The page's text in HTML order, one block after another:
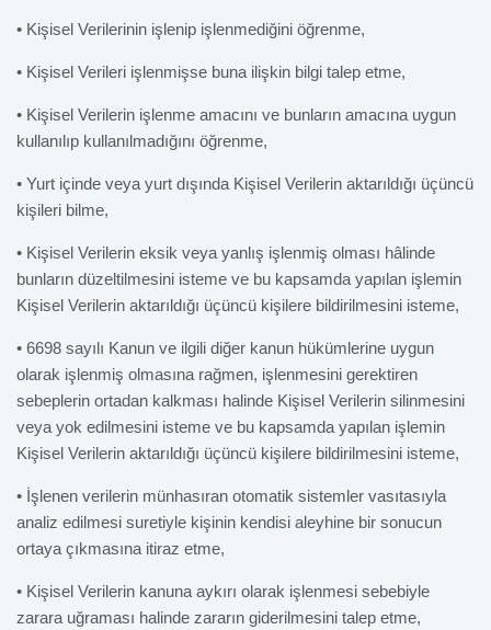
• Kişisel Verilerinin işlenip işlenmediğini öğrenme,
• Kişisel Verileri işlenmişse buna ilişkin bilgi talep etme,
• Kişisel Verilerin işlenme amacını ve bunların amacına uygun
kullanılıp kullanılmadığını öğrenme,
• Yurt içinde veya yurt dışında Kişisel Verilerin aktarıldığı üçüncü
kişileri bilme,
• Kişisel Verilerin eksik veya yanlış işlenmiş olması hâlinde
bunların düzeltilmesini isteme ve bu kapsamda yapılan işlemin
Kişisel Verilerin aktarıldığı üçüncü kişilere bildirilmesini isteme,
• 6698 sayılı Kanun ve ilgili diğer kanun hükümlerine uygun
olarak işlenmiş olmasına rağmen, işlenmesini gerektiren
sebeplerin ortadan kalkması halinde Kişisel Verilerin silinmesini
veya yok edilmesini isteme ve bu kapsamda yapılan işlemin
Kişisel Verilerin aktarıldığı üçüncü kişilere bildirilmesini isteme,
• İşlenen verilerin münhasıran otomatik sistemler vasıtasıyla
analiz edilmesi suretiyle kişinin kendisi aleyhine bir sonucun
ortaya çıkmasına itiraz etme,
• Kişisel Verilerin kanuna aykırı olarak işlenmesi sebebiyle
zarara uğraması halinde zararın giderilmesini talep etme,